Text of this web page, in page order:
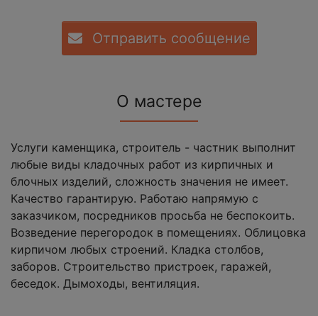
Отправить сообщение
О мастере
Услуги каменщика, строитель - частник выполнит
любые виды кладочных работ из кирпичных и
блочных изделий, сложность значения не имеет.
Качество гарантирую. Работаю напрямую с
заказчиком, посредников просьба не беспокоить.
Возведение перегородок в помещениях. Облицовка
кирпичом любых строений. Кладка столбов,
заборов. Строительство пристроек, гаражей,
беседок. Дымоходы, вентиляция.